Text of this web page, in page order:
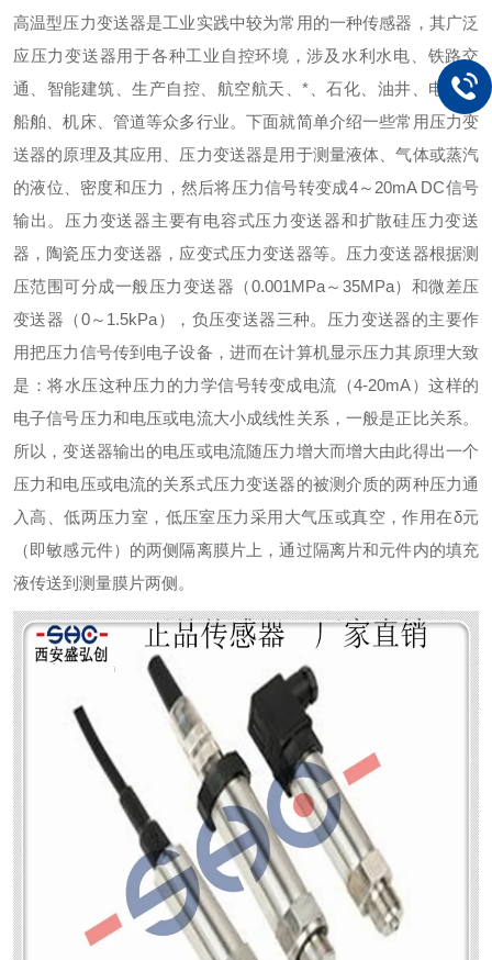
高温型压力变送器是工业实践中较为常用的一种传感器，其广泛
应压力变送器用于各种工业自控环境，涉及水利水电、铁路交
通、智能建筑、生产自控、航空航天、*、石化、油井、电力、
船舶、机床、管道等众多行业。下面就简单介绍一些常用压力变
送器的原理及其应用、压力变送器是用于测量液体、气体或蒸汽
的液位、密度和压力，然后将压力信号转变成4～ 20mA DC信号
输出。 压力变送器主要有电容式压力变送器和扩散硅压力变送
器，陶瓷压力变送器，应变式压力变送器等。压力变送器根据测
压范围可分成一般压力变送器（0.001MPa～ 35MPa）和微差压
变送器（0～ 1.5kPa），负压变送器三种。 压力变送器的主要作
用把压力信号传到电子设备，进而在计算机显示压力其原理大致
是：将水压这种压力的力学信号转变成电流（4-20mA）这样的
电子信号压力和电压或电流大小成线性关系，一般是正比关系。
所以，变送器输出的电压或电流随压力增大而增大由此得出一个
压力和电压或电流的关系式压力变送器的被测介质的两种压力通
入高、低两压力室，低压室压力采用大气压或真空，作用在δ元
（即敏感元件）的两侧隔离膜片上，通过隔离片和元件内的填充
液传送到测量膜片两侧。